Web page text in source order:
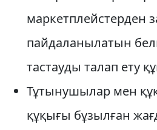
маркетплейстерден
пайдаланылатын
тастауды талап ету
Тұтынушылар мен
құқығы бұзылған